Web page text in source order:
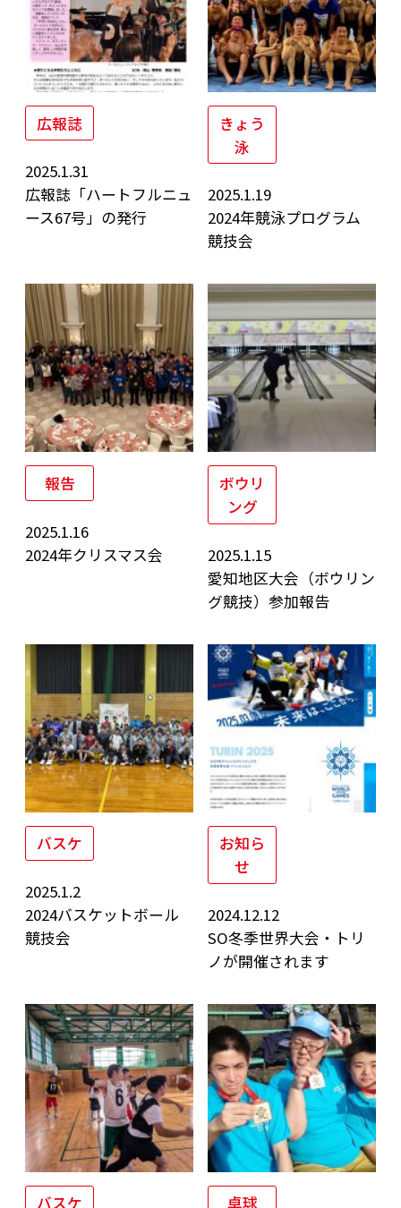
広報誌
2025.1.31
広報誌「ハートフルニュ
ース67号」の発行
きょう
泳
2025.1.19
2024年競泳プログラム
競技会
報告
2025.1.16
2024年クリスマス会
ボウリ
ング
2025.1.15
愛知地区大会（ボウリン
グ競技）参加報告
バスケ
2025.1.2
2024バスケットボール
競技会
お知ら
せ
2024.12.12
SO冬季世界大会・トリ
ノが開催されます
バスケ 卓球